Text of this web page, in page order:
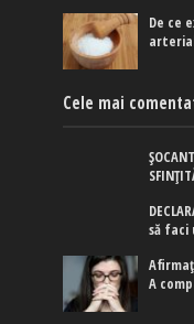
De ce
Cele mai
să faci
A